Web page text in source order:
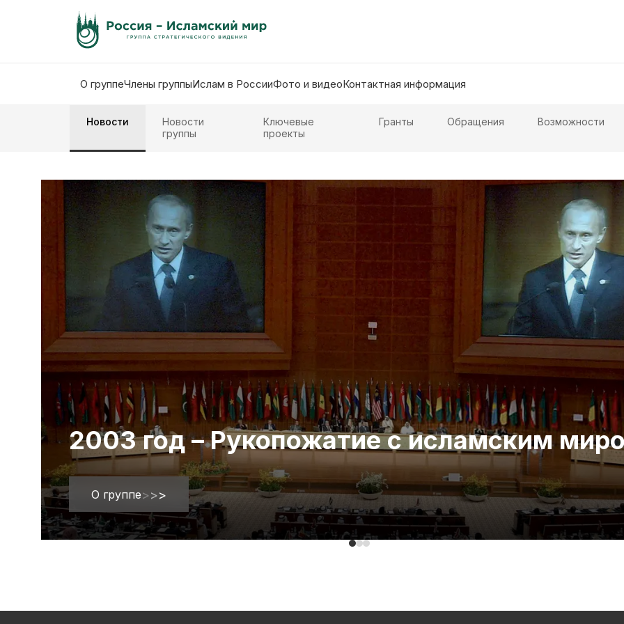
О группеЧлены группыИслам в РоссииФото и видеоКонтактная информация
Новости
Новости
группы
Ключевые
проекты
Гранты Обращения Возможности
2003 год – Рукопожатие с исламским
О группе>>>